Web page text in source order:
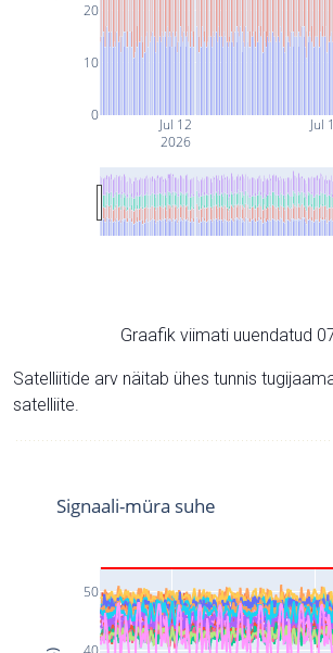
Jul 12
2026
Jul
0
10
20
Graafik viimati uuendatud
Satelliitide arv näitab ühes tunnis
satelliite.
50
Signaali-müra suhe